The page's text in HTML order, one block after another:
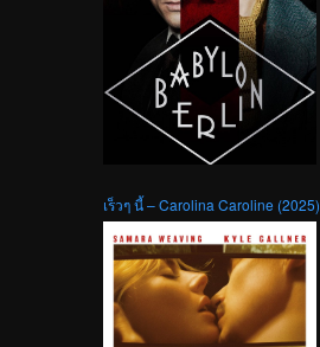
เร็วๆ นี้ – Carolina Caroline (2025)